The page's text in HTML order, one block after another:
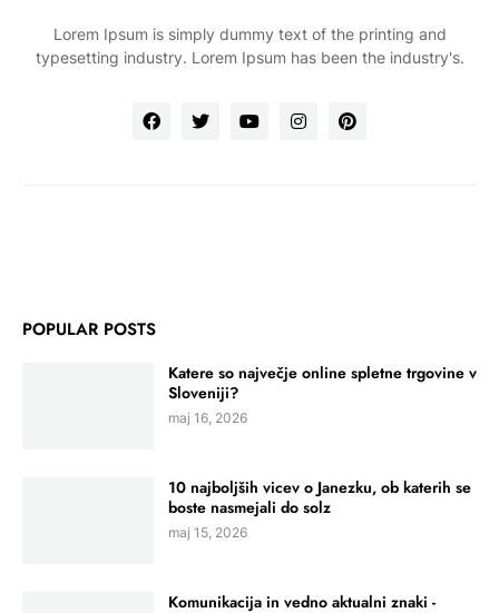
Lorem Ipsum is simply dummy text of the printing and
typesetting industry. Lorem Ipsum has been the industry's.
POPULAR POSTS
Katere so največje online spletne trgovine v
Sloveniji?
maj 16, 2026
10 najboljših vicev o Janezku, ob katerih se
boste nasmejali do solz
maj 15, 2026
Komunikacija in vedno aktualni znaki -